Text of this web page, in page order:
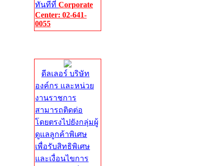
ทันทีที่ Corporate
Center: 02-641-
0055
ดีลเลอร์ บริษัท
องค์กร และหน่วย
งานราชการ
สามารถติดต่อ
โดยตรงไปยังกลุ่มผู้
ดูแลลูกค้าพิเศษ
เพื่อรับสิทธิพิเศษ
และเงื่อนไขการ